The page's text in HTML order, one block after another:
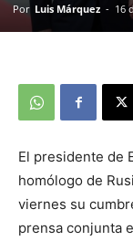
Por Luis Márquez - 16
El presidente de
homólogo de
viernes su
prensa conjunta